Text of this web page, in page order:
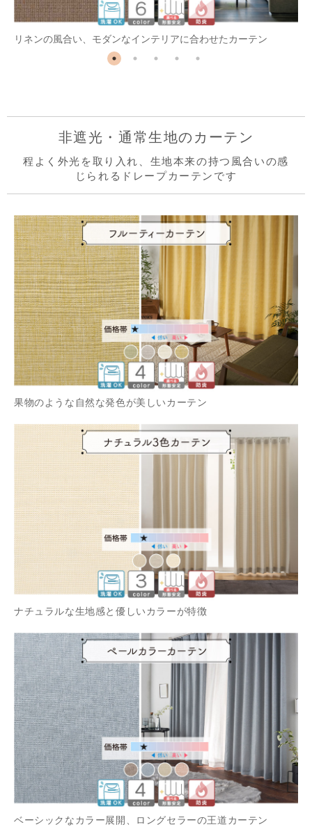
リネンの風合い、モダンなインテリアに合わせたカーテン
非遮光・通常生地のカーテン
程よく外光を取り入れ、生地本来の持つ風合いの感
じられるドレープカーテンです
果物のような自然な発色が美しいカーテン
ナチュラルな生地感と優しいカラーが特徴
ベーシックなカラー展開、ロングセラーの王道カーテン